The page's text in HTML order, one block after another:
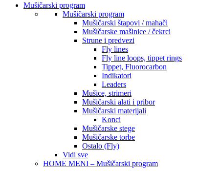
Mušičarski program
Mušičarski program
Mušičarski štapovi / mahači
Mušičarske mašinice / čekrci
Strune i predvezi
Fly lines
Fly line loops, tippet rings
Tippet, Fluorocarbon
Indikatori
Leaders
Mušice, strimeri
Mušičarski alati i pribor
Mušičarski materijali
Konci
Mušičarske stege
Mušičarske torbe
Ostalo (Fly)
Vidi sve
HOME MENI – Mušičarski program